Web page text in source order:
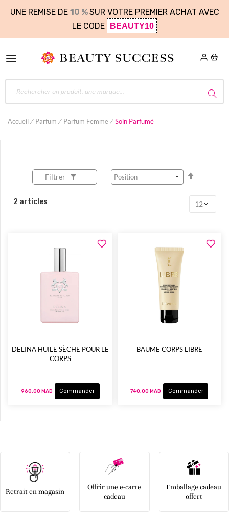
UNE REMISE DE 10 %SUR VOTRE PREMIER ACHAT AVEC
LE CODE
BEAUTY10
Accueil Parfum Parfum Femme Soin Parfumé
Filtrer
2 articles
DELINA HUILE SÈCHE POUR LE
CORPS
960,00 MAD Commander
BAUME CORPS LIBRE
740,00 MAD Commander
Retrait en magasin
Offrir une e-carte
cadeau
Emballage cadeau
offert